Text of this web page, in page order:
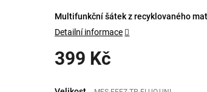
399 Kč
Multifunkční šátek z recyklovaného
Detailní informace